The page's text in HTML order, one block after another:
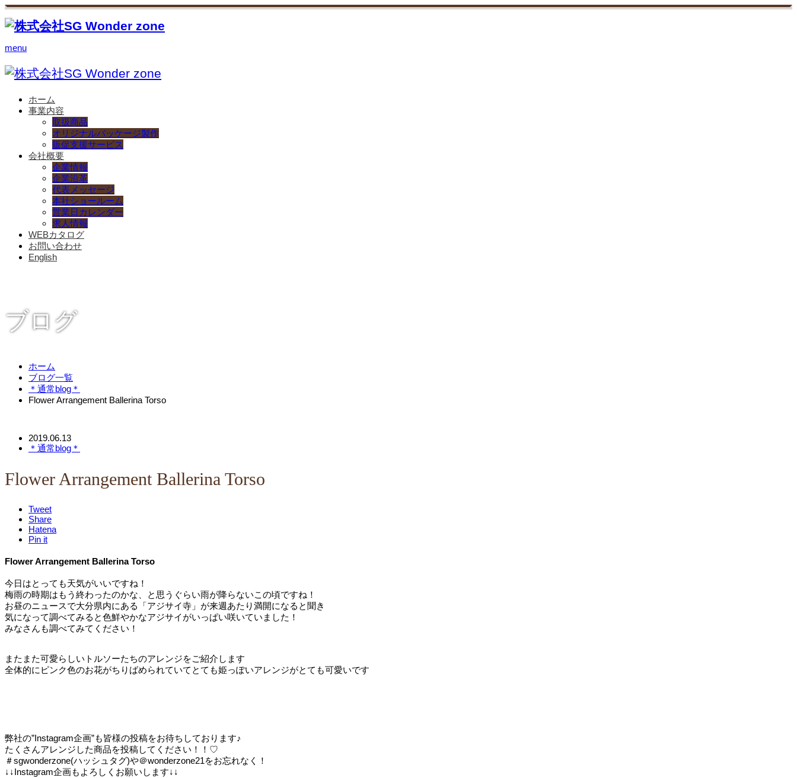
menu
ホーム
事業内容
取扱商品
オリジナルパッケージ製作
販促支援サービス
会社概要
企業情報
企業沿革
代表メッセージ
本社ショールーム
営業日カレンダー
求人情報
WEBカタログ
お問い合わせ
English
ブログ
ホーム
ブログ一覧
＊通常blog＊
Flower Arrangement Ballerina Torso
2019.06.13
＊通常blog＊
Flower Arrangement Ballerina Torso
Tweet
Share
Hatena
Pin it
Flower Arrangement Ballerina Torso
今日はとっても天気がいいですね！
梅雨の時期はもう終わったのかな、と思うぐらい雨が降らないこの頃ですね！
お昼のニュースで大分県内にある「アジサイ寺」が来週あたり満開になると聞き
気になって調べてみると色鮮やかなアジサイがいっぱい咲いていました！
みなさんも調べてみてください！
またまた可愛らしいトルソーたちのアレンジをご紹介します
全体的にピンク色のお花がちりばめられていてとても姫っぽいアレンジがとても可愛いです
弊社の”Instagram企画”も皆様の投稿をお待ちしております♪
たくさんアレンジした商品を投稿してください！！♡
＃sgwonderzone(ハッシュタグ)や＠wonderzone21をお忘れなく！
↓↓Instagram企画もよろしくお願いします↓↓